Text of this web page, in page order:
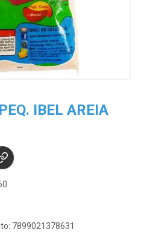
IBEL AREIA
7899021378631